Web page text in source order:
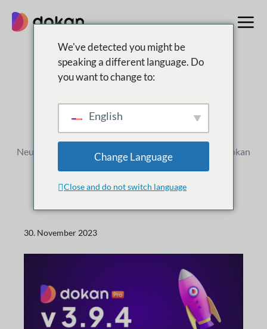
Inhalt
springen
Was ist
Neue Versionen, Verbesserungen und Updates für Dokan
30. November 2023
We've detected you might be
speaking a different language. Do
you want to change to:
English
Change Language
Close and do not switch language